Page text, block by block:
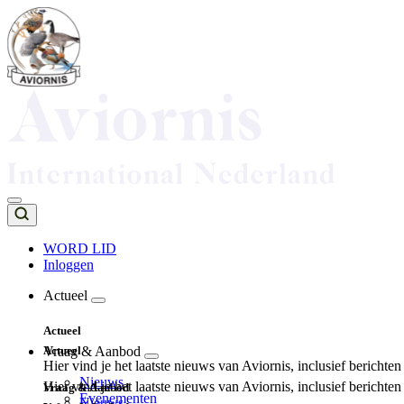
Overslaan
en
naar
de
inhoud
Top
navigation
WORD LID
Inloggen
navigation
Actueel
Actueel
Hier vind je het laatste nieuws van Aviornis, inclusief
Nieuws
Evenementen
Actueel
Hier vind je het laatste nieuws van Aviornis, inclusief
Vraag & Aanbod
Vraag & Aanbod